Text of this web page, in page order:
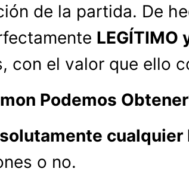
de la partida. De
LEGÍTIMO
con el valor que ello
Podemos
cualquier
o no.